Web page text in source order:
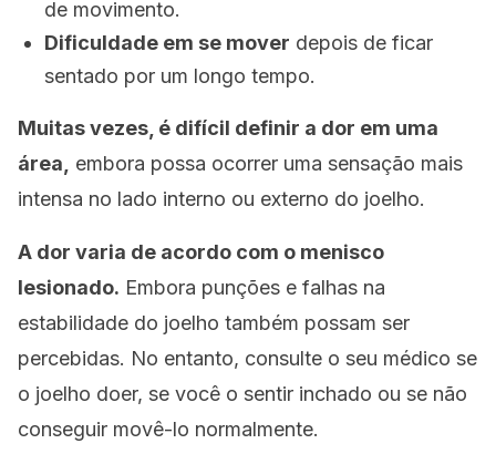
de movimento.
Dificuldade em se mover depois de ficar
sentado por um longo tempo.
Muitas vezes, é difícil definir a dor em uma
área,
embora possa ocorrer uma sensação mais
intensa no lado interno ou externo do joelho.
A dor varia de acordo com o menisco
lesionado. Embora punções e falhas na
estabilidade do joelho também possam ser
percebidas. No entanto, consulte o seu médico se
o joelho doer, se você o sentir inchado ou se não
conseguir movê-lo normalmente.